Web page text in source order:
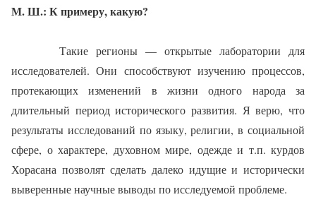
М. Ш.: К примеру, какую?
Такие регионы — открытые лаборатории для
исследовате­лей. Они способствуют изучению процессов,
протекающих изме­нений в жизни одного народа за
длительный период историче­ского развития. Я верю, что
ре­зультаты исследований по языку, религии, в социальной
сфере, о характере, духовном мире, оде­жде и т.п. курдов
Хорасана поз­волят сделать далеко идущие и исторически
выверенные науч­ные выводы по исследуемой проблеме.